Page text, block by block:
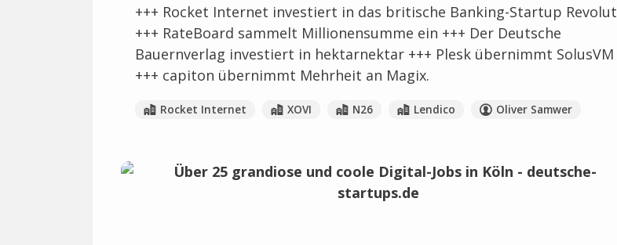
+++ Rocket Internet investiert in das britische Banking-Startup Revolut
+++ RateBoard sammelt Millionensumme ein +++ Der Deutsche
Bauernverlag investiert in hektarnektar +++ Plesk übernimmt SolusVM
+++ capiton übernimmt Mehrheit an Magix.
Rocket Internet XOVI N26 Lendico Oliver Samwer